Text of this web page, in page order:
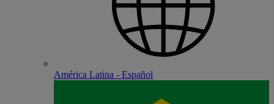
América Latina - Español